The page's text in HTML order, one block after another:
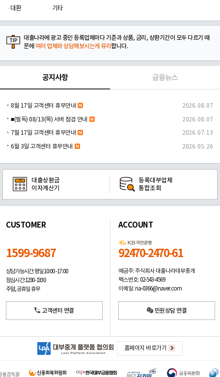
대환
기타
대출나라에 광고 중인 등록업체마다 기준과 상품, 금리, 상환기간이 모두 다르기 때
문에 여러 업체와 상담해보시는게 유리합니다.
공지사항 금융뉴스
8월 17일 고객센터 휴무안내 2026. 08. 07
■(필독) 08/13(목) 서버 점검 안내 2026. 08. 07
7월 17일 고객센터 휴무안내 2026. 07. 13
6월 3일 고객센터 휴무안내 2026. 05. 26
대출상환금
이자계산기
등록대부업체
통합조회
CUSTOMER
1599-9687
상담가능시간: 평일10:00 -17:00
점심시간: 12:30 - 13:30
주말, 공휴일 휴무
고객센터 연결
ACCOUNT
92470-2470-61
예금주: 주식회사 대출나라대부중개
팩스번호: 02-543-4569
이메일: na-0366@naver.com
민원상담 연결
홈페이지 바로가기